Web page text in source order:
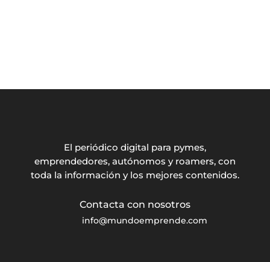
El periódico digital para pymes,
emprendedores, autónomos y roamers, con
toda la información y los mejores contenidos.
info@mundoemprende.com